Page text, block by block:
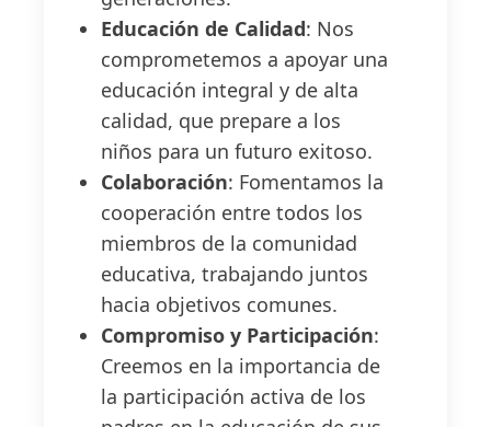
Educación de Calidad: Nos
comprometemos a apoyar una
educación integral y de alta
calidad, que prepare a los
niños para un futuro exitoso.
Colaboración: Fomentamos la
cooperación entre todos los
miembros de la comunidad
educativa, trabajando juntos
hacia objetivos comunes.
Compromiso y Participación:
Creemos en la importancia de
la participación activa de los